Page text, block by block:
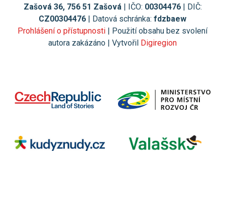
Zašová 36, 756 51 Zašová | IČO: 00304476| DIČ:
CZ00304476 | Datová schránka: fdzbaew
Prohlášení o přístupnosti | Použití obsahu bez svolení
autora zakázáno | Vytvořil Digiregion